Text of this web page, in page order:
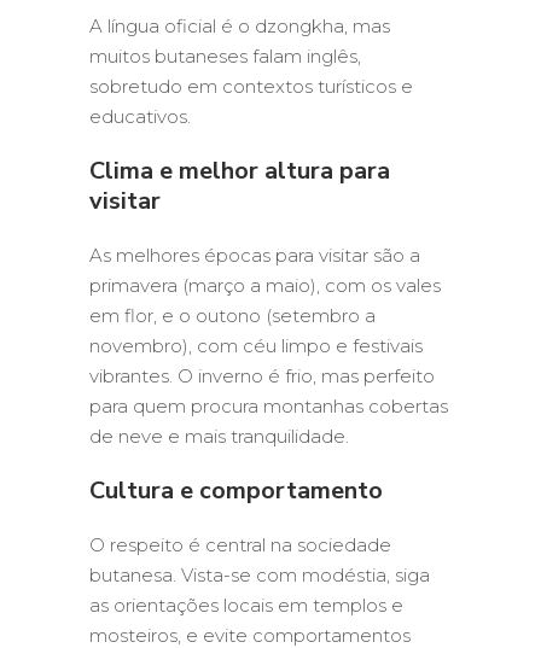
A língua oficial é o dzongkha, mas
muitos butaneses falam inglês,
sobretudo em contextos turísticos e
educativos.
Clima e melhor altura para
visitar
As melhores épocas para visitar são a
primavera (março a maio), com os vales
em flor, e o outono (setembro a
novembro), com céu limpo e festivais
vibrantes. O inverno é frio, mas perfeito
para quem procura montanhas cobertas
de neve e mais tranquilidade.
Cultura e comportamento
O respeito é central na sociedade
butanesa. Vista-se com modéstia, siga
as orientações locais em templos e
mosteiros, e evite comportamentos